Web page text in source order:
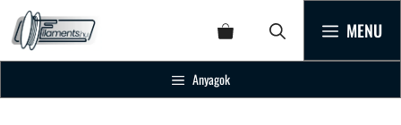
MENU
Anyagok